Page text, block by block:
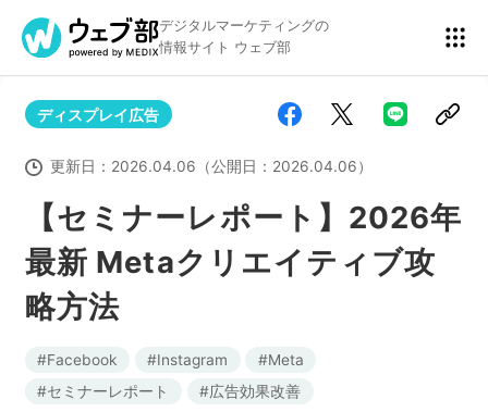
デジタルマーケティングの
情報サイト ウェブ部
リスティング広告 BtoBマーケティング
アクセス解析 ディスプレイ広告
アドテクノロジー 広告クリエイティブ
【セミナーレポート】2026年
最新 Metaクリエイティブ攻
略方法
ディスプレイ広告
更新日： 2026.04.06 （公開日： 2026.04.06）
Facebook Instagram
Meta
セミナーレポート
広告効果改善